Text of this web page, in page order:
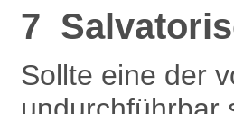
7
Sollte eine der